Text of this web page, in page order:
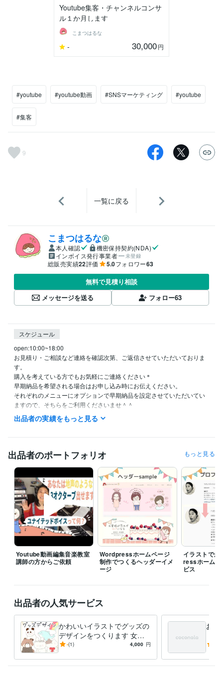
Youtube集客・チャンネルコンサ
ル１か月します
こまつはるな
- 30,000円
#youtube #youtube動画 #SNSマーケティング #youtube
#集客
9
一覧に戻る
こまつはるな
本人確認
機密保持契約(NDA)
インボイス発行事業者
未登録
総販売実績22評価 5.0フォロワー63
無料で見積り相談
メッセージを送る
フォロー63
スケジュール
open:10:00~18:00
お見積り・ご相談など連絡を確認次第、ご返信させていただいておりま
す。
購入を考えている方でもお気軽にご連絡ください＊
早期納品を希望される場合はお申し込み時にお伝えください。
それぞれのメニューにオプションで早期納品を設定させていただいてい
資格・検定
漢字検定２級 取得年 : 2013年
得意分野
イラスト作成・漫画制作
心がゆるまるイラスト・漫画作成が得意で
す
ビジネス
出品者の実績をもっと見る
出品者のポートフォリオ もっと見る
Youtube動画編集音楽教室
講師の方からご依頼
Wordpressホームページ
制作でつくるヘッダーイメ
ージ
イラストで
ressホームペ
ビス
出品者の人気サービス
かわいいイラストでグッズの
デザインをつくります 女性
向け♡ほんわか・かわいいイ
す＊
-(1) 4,000 円
お客
アイ